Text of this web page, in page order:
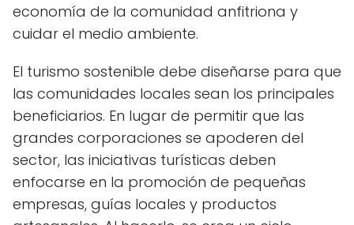
economía de la comunidad anfitriona y
cuidar el medio ambiente.
El turismo sostenible debe diseñarse para que
las comunidades locales sean los principales
beneficiarios. En lugar de permitir que las
grandes corporaciones se apoderen del
sector, las iniciativas turísticas deben
enfocarse en la promoción de pequeñas
empresas, guías locales y productos